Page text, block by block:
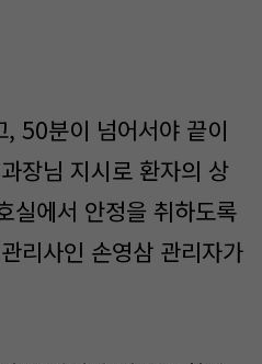
50분이 넘어서야 끝이
장님 지시로 환자의 상
실에서 안정을 취하도록
리사인 손영삼 관리자가